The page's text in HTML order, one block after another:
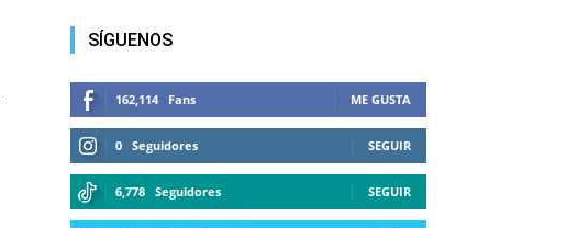
SÍGUENOS
162,114 Fans ME GUSTA
0 Seguidores SEGUIR
6,778 Seguidores SEGUIR